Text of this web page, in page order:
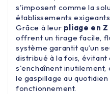
s'imposent comme la
établissements
Grâce à leur pliage en
offrent un tirage facile,
système garantit qu’un
distribué à la fois, évitant
s'enchaînent
le gaspillage au
fonctionnement.